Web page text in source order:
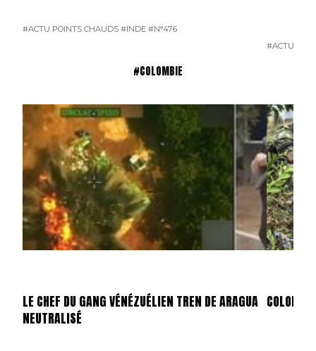
#ACTU POINTS CHAUDS #INDE #N°476
#ACTU
#COLOMBIE
LE CHEF DU GANG VÉNÉZUÉLIEN TREN DE ARAGUA
NEUTRALISÉ